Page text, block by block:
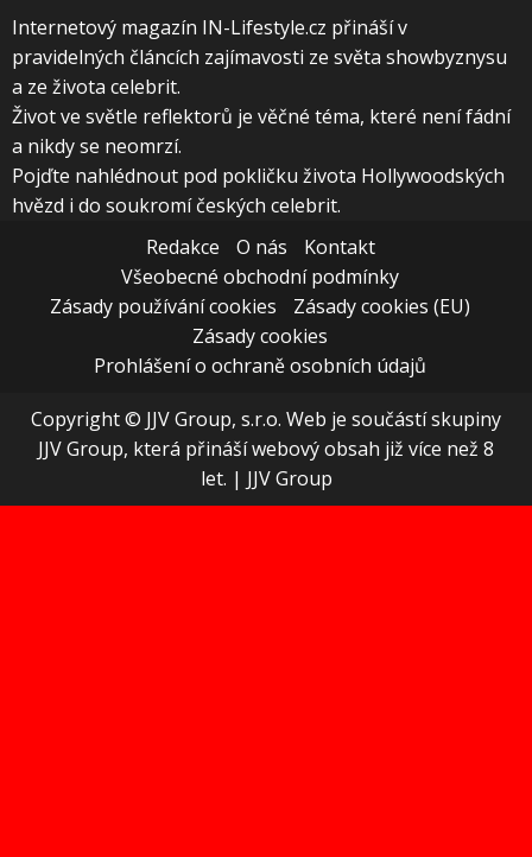
Internetový magazín IN-Lifestyle.cz přináší v
pravidelných článcích zajímavosti ze světa showbyznysu
a ze života celebrit.
Život ve světle reflektorů je věčné téma, které není fádní
a nikdy se neomrzí.
Pojďte nahlédnout pod pokličku života Hollywoodských
hvězd i do soukromí českých celebrit.
Redakce
O nás
Kontakt
Všeobecné obchodní podmínky
Zásady používání cookies
Zásady cookies (EU)
Zásady cookies
Prohlášení o ochraně osobních údajů
Copyright © JJV Group, s.r.o. Web je součástí skupiny
JJV Group, která přináší webový obsah již více než 8
let. | JJV Group